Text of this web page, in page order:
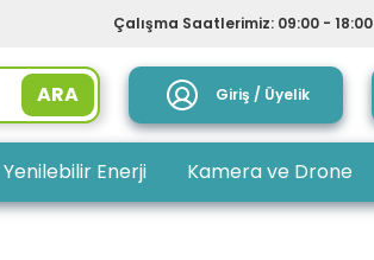
Çalışma Saatlerimiz: 09:00 - 18:00
ARA Giriş / Üyelik
Yenilebilir Enerji Kamera ve Drone